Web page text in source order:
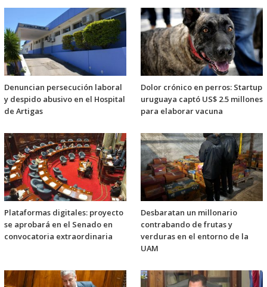
Denuncian persecución laboral
y despido abusivo en el Hospital
de Artigas
Dolor crónico en perros: Startup
uruguaya captó US$ 2.5 millones
para elaborar vacuna
Plataformas digitales: proyecto
se aprobará en el Senado en
convocatoria extraordinaria
Desbaratan un millonario
contrabando de frutas y
verduras en el entorno de la
UAM